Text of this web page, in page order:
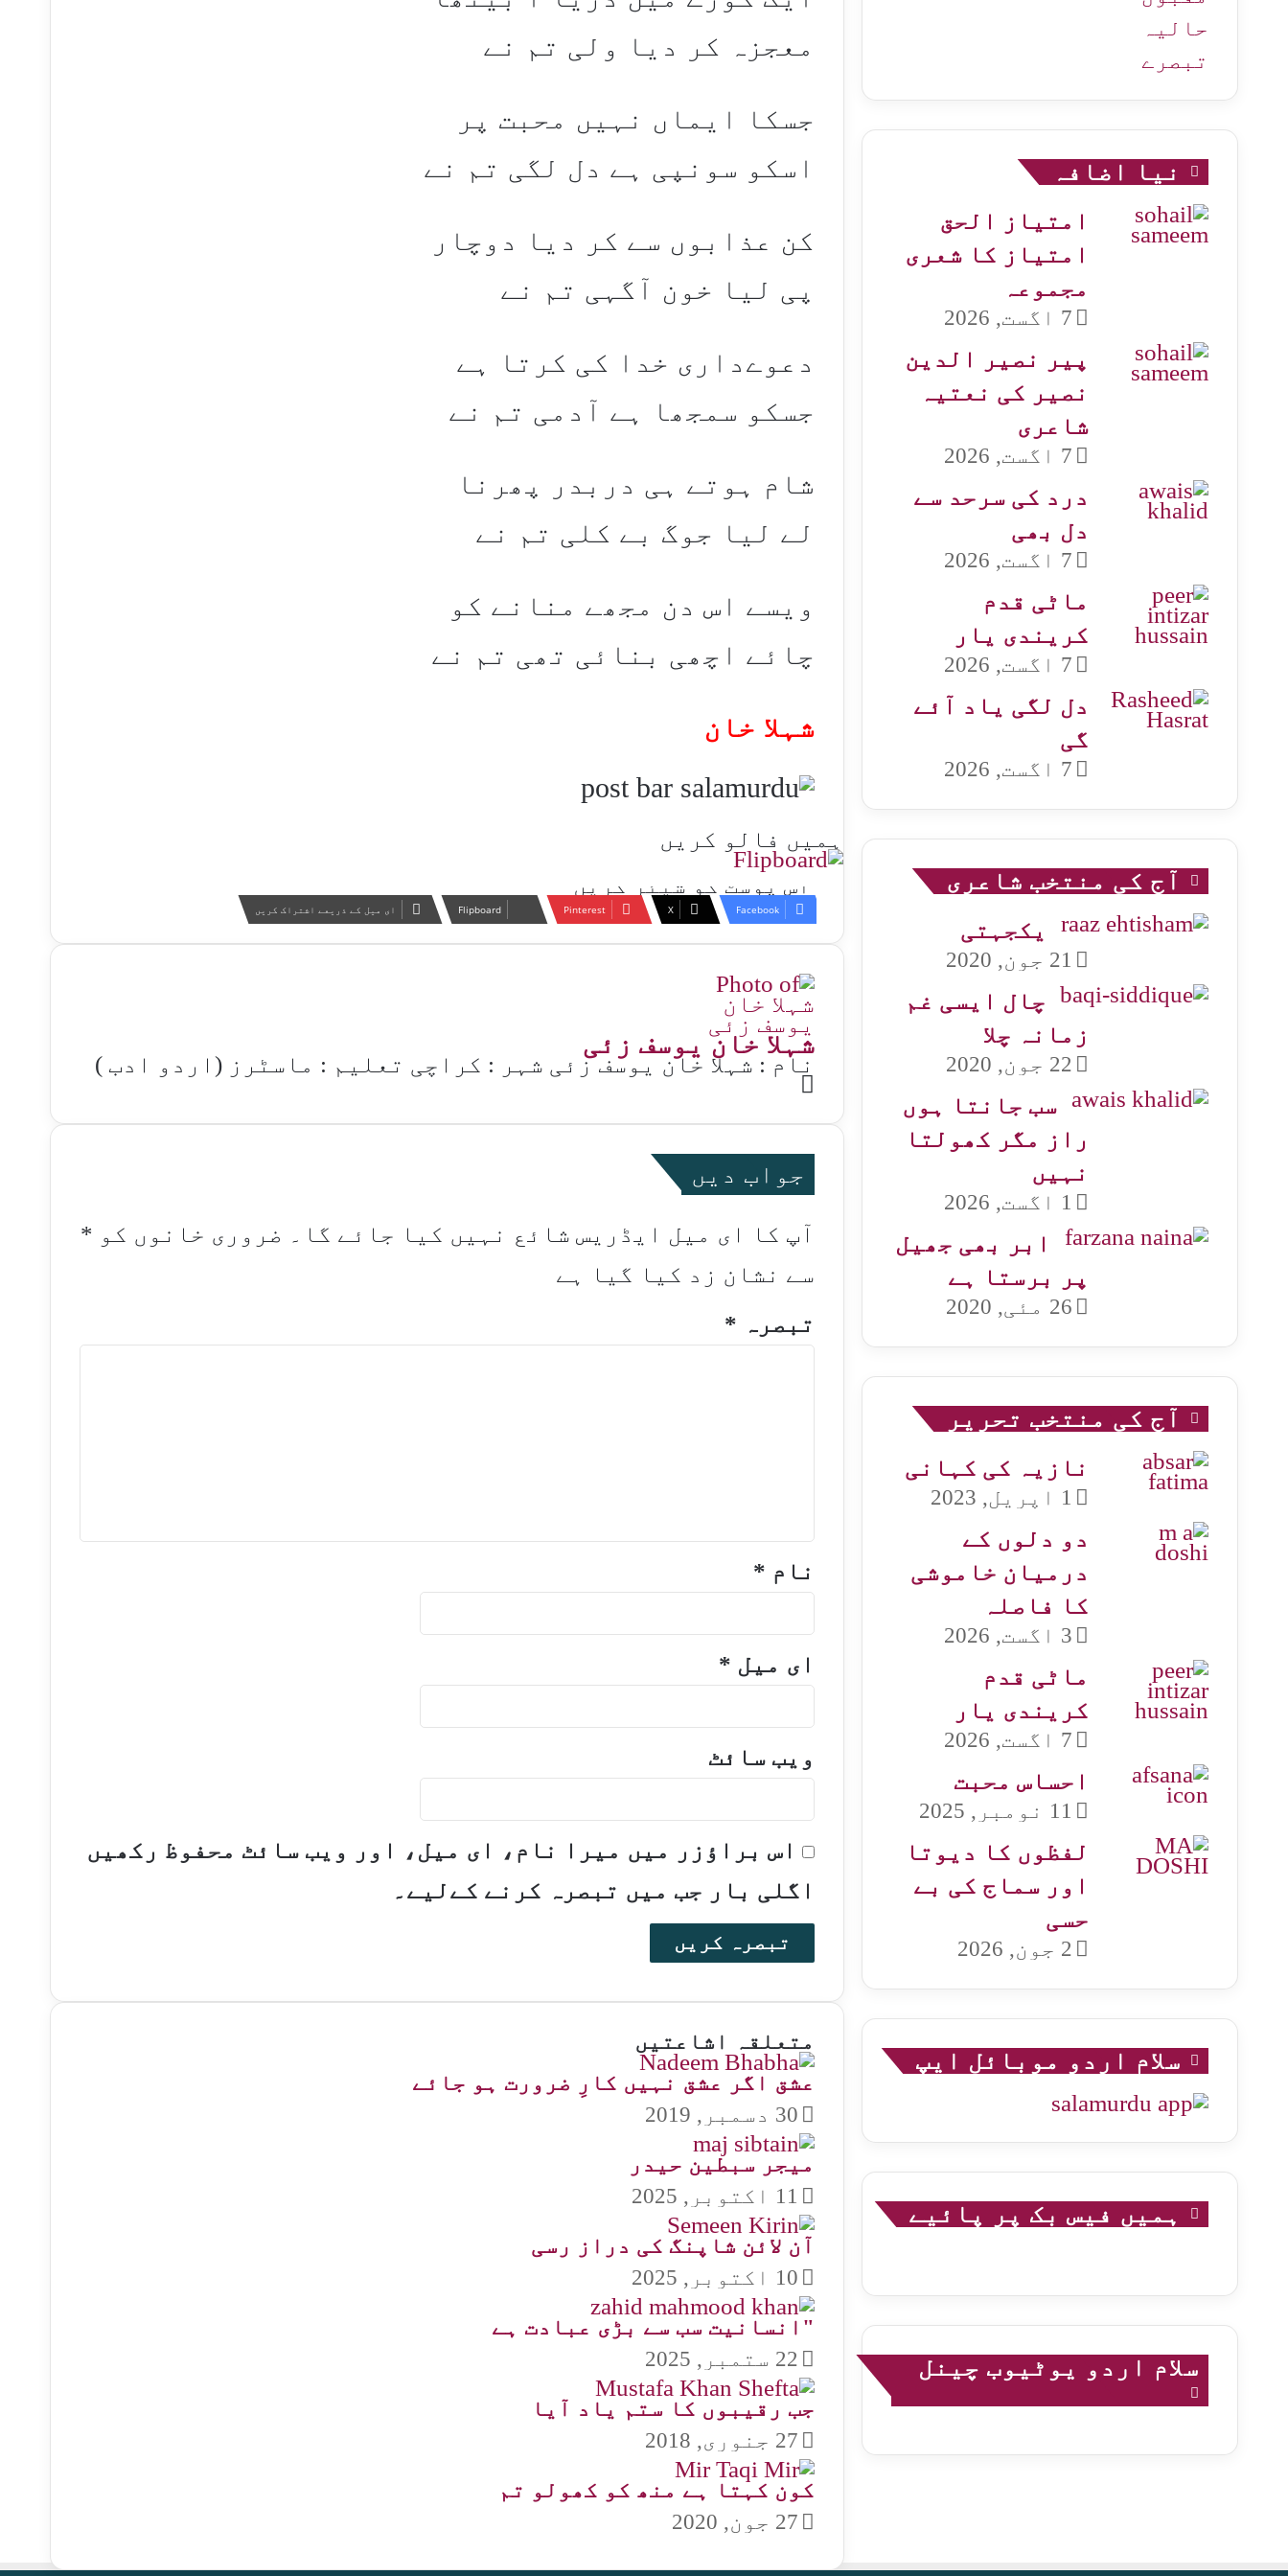
معجزہ کر دیا ولی تم نے
جسکا ایماں نہیں محبت پر
اسکو سونپی ہے دل لگی تم نے
کن عذابوں سے کر دیا دوچار
پی لیا خون آگہی تم نے
دعوےداری خدا کی کرتا ہے
جسکو سمجھا ہے آدمی تم نے
شام ہوتے ہی دربدر پھرنا
لے لیا جوگ بے کلی تم نے
ویسے اس دن مجھے منانے کو
چائے اچھی بنائی تھی تم نے
شہلا خان
ہمیں فالو کریں
اس پوسٹ کو شیئر کریں
Facebook
X
Pinterest
Flipboard ای میل کے ذریعے اشتراک کریں
شہلا خان یوسف زئی
نام : شہلا خان یوسف زئی شہر : کراچی تعلیم : ماسٹرز (اردو ادب )
Website
جواب دیں
آپ کا ای میل ایڈریس شائع نہیں کیا جائے گا۔ ضروری خانوں کو *
سے نشان زد کیا گیا ہے
تبصرہ *
نام *
ای میل *
ویب‌ سائٹ
اس براؤزر میں میرا نام، ای میل، اور ویب سائٹ محفوظ رکھیں
اگلی بار جب میں تبصرہ کرنے کےلیے۔
متعلقہ اشاعتیں
عشق اگر عشق نہیں کارِ ضرورت ہو جائے
30 دسمبر, 2019
میجر سبطین حیدر
11 اکتوبر, 2025
آن لائن شاپنگ کی دراز رسی
10 اکتوبر, 2025
"انسانیت سب سے بڑی عبادت ہے
22 ستمبر, 2025
جب رقیبوں کا ستم یاد آیا
27 جنوری, 2018
کون کہتا ہے منھ کو کھولو تم
27 جون, 2020
حالیہ
تبصرے
نیا اضافہ
امتیاز الحق
امتیاز کا شعری
مجموعہ
7 اگست, 2026
پیر نصیر الدین
نصیر کی نعتیہ
شاعری
7 اگست, 2026
درد کی سرحد سے
دل بھی
7 اگست, 2026
ماٹی قدم
کریندی یار
7 اگست, 2026
دل لگی یاد آئے
گی
7 اگست, 2026
آج کی منتخب شاعری
یکجہتی
21 جون, 2020
چال ایسی غم
زمانہ چلا
22 جون, 2020
سب جانتا ہوں
راز مگر کھولتا
نہیں
1 اگست, 2026
ابر بھی جھیل
پر برستا ہے
26 مئی, 2020
آج کی منتخب تحریر
نازیہ کی کہانی
1 اپریل, 2023
دو دلوں کے
درمیان خاموشی
کا فاصلہ
3 اگست, 2026
ماٹی قدم
کریندی یار
7 اگست, 2026
احساس محبت
11 نومبر, 2025
لفظوں کا دیوتا
اور سماج کی بے
حسی
2 جون, 2026
سلام اردو موبائل ایپ
ہمیں فیس بک پر پائیے
سلام اردو یوٹیوب چینل